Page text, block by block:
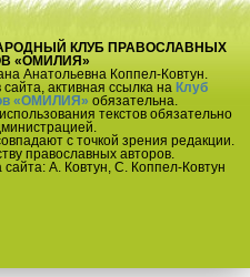
КЛУБ ПРАВОСЛАВНЫХ
«ОМИЛИЯ»
Анатольевна Коппел-Ковтун.
активная ссылка на Клуб
«ОМИЛИЯ» обязательна.
текстов обязательно
с точкой зрения редакции.
православных авторов.
А. Ковтун, С. Коппел-Ковтун